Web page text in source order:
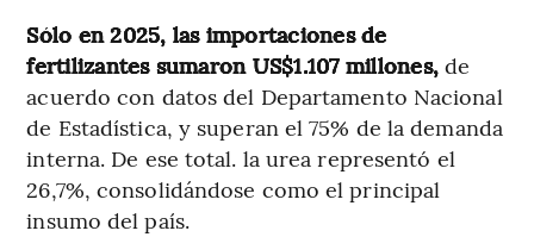
Sólo en 2025, las importaciones de
fertilizantes sumaron US$1.107 millones,de
acuerdo con datos del Departamento Nacional
de Estadística, y superan el 75% de la demanda
interna. De ese total. la urea representó el
26,7%, consolidándose como el principal
insumo del país.